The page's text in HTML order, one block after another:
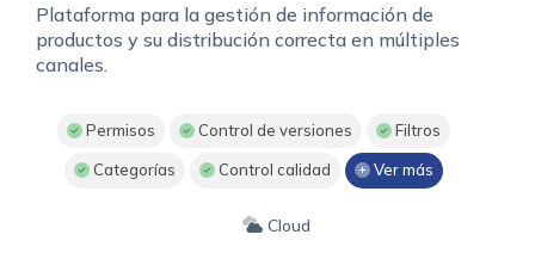
Plataforma para la gestión de información de
productos y su distribución correcta en múltiples
canales.
Permisos Control de versiones Filtros
Categorías Control calidad Ver más
Cloud